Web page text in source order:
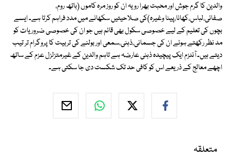
والدین کا گرم جوش اور محبت بھرا رویہ ان کو روز مرہ کاموں (باتھ روم،
صفائی،لباس،کھانا،پینا وغیرہ)کی صلاحیتیں سکھانے میں مدد فراہم کرتا ہے۔ ایسے
بچوں کی تعلیم کے لیے خصوصی سکول بھی قائم ہیں جو ان کی خصوصی ضروریات کو
مد نظر رکھتے ہوئے ان کی جسمانی،ذہنی،سمعی اور بولنے کی تربیت کا پروگرام تر تیب
دیتے ہیں۔ آئٹزم ایک پیچیدہ ذہنی عارضہ ہے تاہم والدین کے غیرمتزلزل عزم کے ساتھ
اچھے معالج کے ذریعے اس کو کافی حد تک شکست دی جا سکتی ہے۔
متعلقہ